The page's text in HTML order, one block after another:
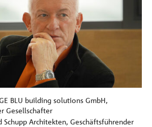
BLU building solutions GmbH,
Gesellschafter
Architekten, Geschäftsführender